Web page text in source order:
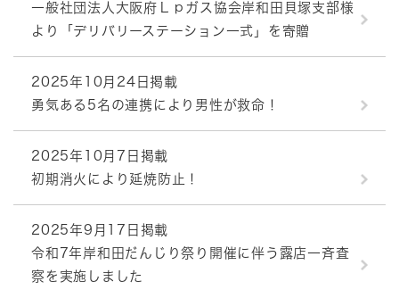
一般社団法人大阪府Ｌｐガス協会岸和田貝塚支部様
より「デリバリーステーション一式」を寄贈
2025年10月24日掲載
勇気ある5名の連携により男性が救命！
2025年10月7日掲載
初期消火により延焼防止！
2025年9月17日掲載
令和7年岸和田だんじり祭り開催に伴う露店一斉査
察を実施しました